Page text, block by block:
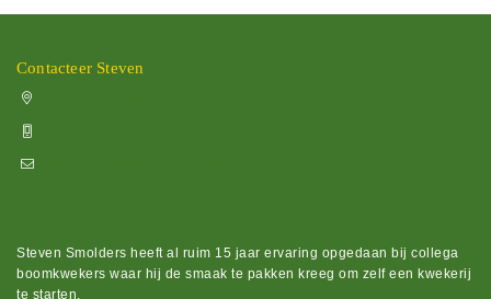
Contacteer Steven
Steven Smolders heeft al ruim 15 jaar ervaring opgedaan bij collega
boomkwekers waar hij de smaak te pakken kreeg om zelf een kwekerij
te starten.